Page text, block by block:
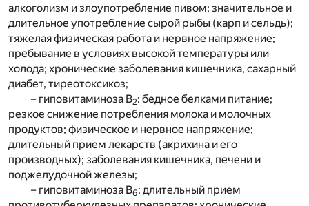
алкоголизм и злоупотребление пивом; значительное и
длительное употребление сырой рыбы (карп и сельдь);
тяжелая физическая работа и нервное напряжение;
пребывание в условиях высокой температуры или
холода; хронические заболевания кишечника, сахарный
диабет, тиреотоксикоз;
– гиповитаминоза В2: бедное белками питание;
резкое снижение потребления молока и молочных
продуктов; физическое и нервное напряжение;
длительный прием лекарств (акрихина и его
производных); заболевания кишечника, печени и
поджелудочной железы;
– гиповитаминоза В6: длительный прием